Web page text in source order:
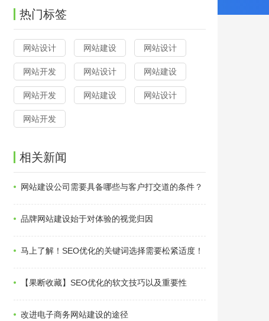
热门标签
网站设计 网站建设 网站设计
网站开发 网站设计 网站建设
网站开发 网站建设 网站设计
网站开发
相关新闻
网站建设公司需要具备哪些与客户打交道的条件？
品牌网站建设始于对体验的视觉归因
马上了解！SEO优化的关键词选择需要松紧适度！
【果断收藏】SEO优化的软文技巧以及重要性
改进电子商务网站建设的途径